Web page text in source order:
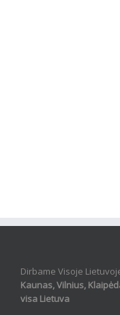
Dirbame Visoje
Kaunas, Vilnius,
visa Lietuva